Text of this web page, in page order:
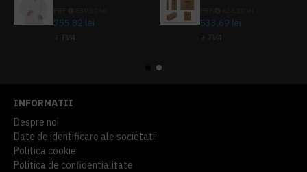
755,82 lei
+ TVA
533,69 lei
+ TVA
INFORMATII
Despre noi
Date de identificare ale societatii
Politica cookie
Politica de confidentialitate